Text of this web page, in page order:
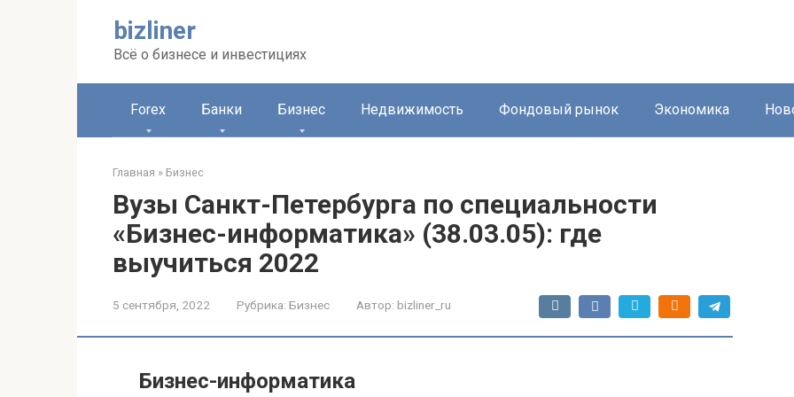
bizliner
Всё о бизнесе и инвестициях
Forex Банки Бизнес Недвижимость Фондовый рынок Экономика
Главная » Бизнес
Вузы Санкт-Петербурга по специальности
«Бизнес-информатика» (38.03.05): где
выучиться 2022
5 сентября, 2022 Рубрика: Бизнес Автор: bizliner_ru
Бизнес-информатика